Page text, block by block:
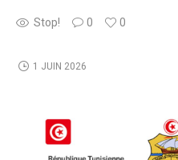
Stop! 0 0
1 JUIN 2026